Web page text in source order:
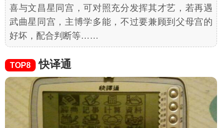
喜与文昌星同宫，可对照充分发挥其才艺，若再遇
武曲星同宫，主博学多能，不过要兼顾到父母宫的
好坏，配合判断等……
TOP8 快译通